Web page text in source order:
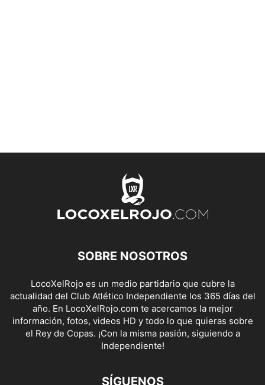
SOBRE NOSOTROS
LocoXelRojo es un medio partidario que cubre la
actualidad del Club Atlético Independiente los 365 días del
año. En LocoXelRojo.com te acercamos la mejor
información, fotos, videos HD y todo lo que quieras sobre
el Rey de Copas. ¡Con la misma pasión, siguiendo a
Independiente!
SÍGUENOS